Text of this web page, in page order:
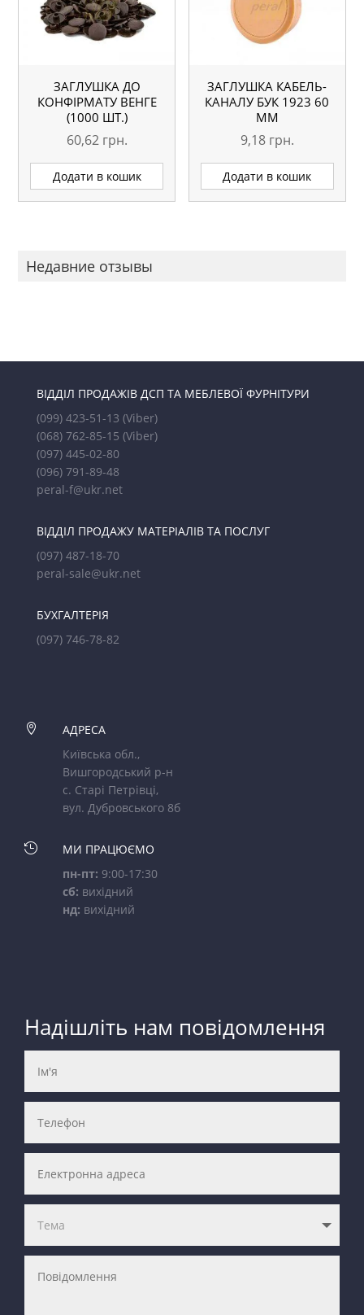
ЗАГЛУШКА ДО
КОНФІРМАТУ ВЕНГЕ
(1000 ШТ.)
60,62 грн.
Додати в кошик
ЗАГЛУШКА КАБЕЛЬ-
КАНАЛУ БУК 1923 60
ММ
9,18 грн.
Додати в кошик
Недавние отзывы
ВІДДІЛ ПРОДАЖІВ ДСП ТА МЕБЛЕВОЇ ФУРНІТУРИ
(099) 423-51-13 (Viber)
(068) 762-85-15 (Viber)
(097) 445-02-80
(096) 791-89-48
peral-f@ukr.net
ВІДДІЛ ПРОДАЖУ МАТЕРІАЛІВ ТА ПОСЛУГ
(097) 487-18-70
peral-sale@ukr.net
БУХГАЛТЕРІЯ
(097) 746-78-82

АДРЕСА
Київська обл.,
Вишгородський р-н
с. Старі Петрівці,
вул. Дубровського 8б

МИ ПРАЦЮЄМО
пн-пт: 9:00-17:30
сб: вихідний
нд: вихідний
Надішліть нам повідомлення